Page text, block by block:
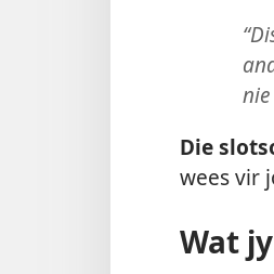
Die
wees vir
Wat